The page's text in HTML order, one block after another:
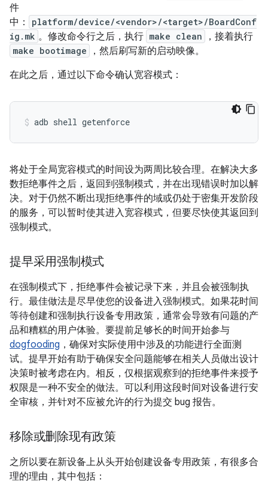
件
中：
platform/device/<vendor>/<target>/BoardConf
ig.mk 。修改命令行之后，执行 make clean ，接着执行
make bootimage
，然后刷写新的启动映像。
在此之后，通过以下命令确认宽容模式：
将处于全局宽容模式的时间设为两周比较合理。在解决大多
数拒绝事件之后，返回到强制模式，并在出现错误时加以解
决。对于仍然不断出现拒绝事件的域或仍处于密集开发阶段
的服务，可以暂时使其进入宽容模式，但要尽快使其返回到
强制模式。
提早采用强制模式
在强制模式下，拒绝事件会被记录下来，并且会被强制执
行。最佳做法是尽早使您的设备进入强制模式。如果花时间
等待创建和强制执行设备专用政策，通常会导致有问题的产
品和糟糕的用户体验。要提前足够长的时间开始参与
dogfooding ，确保对实际使用中涉及的功能进行全面测
试。提早开始有助于确保安全问题能够在相关人员做出设计
决策时被考虑在内。相反，仅根据观察到的拒绝事件来授予
权限是一种不安全的做法。可以利用这段时间对设备进行安
全审核，并针对不应被允许的行为提交 bug 报告。
移除或删除现有政策
之所以要在新设备上从头开始创建设备专用政策，有很多合
理的理由，其中包括：